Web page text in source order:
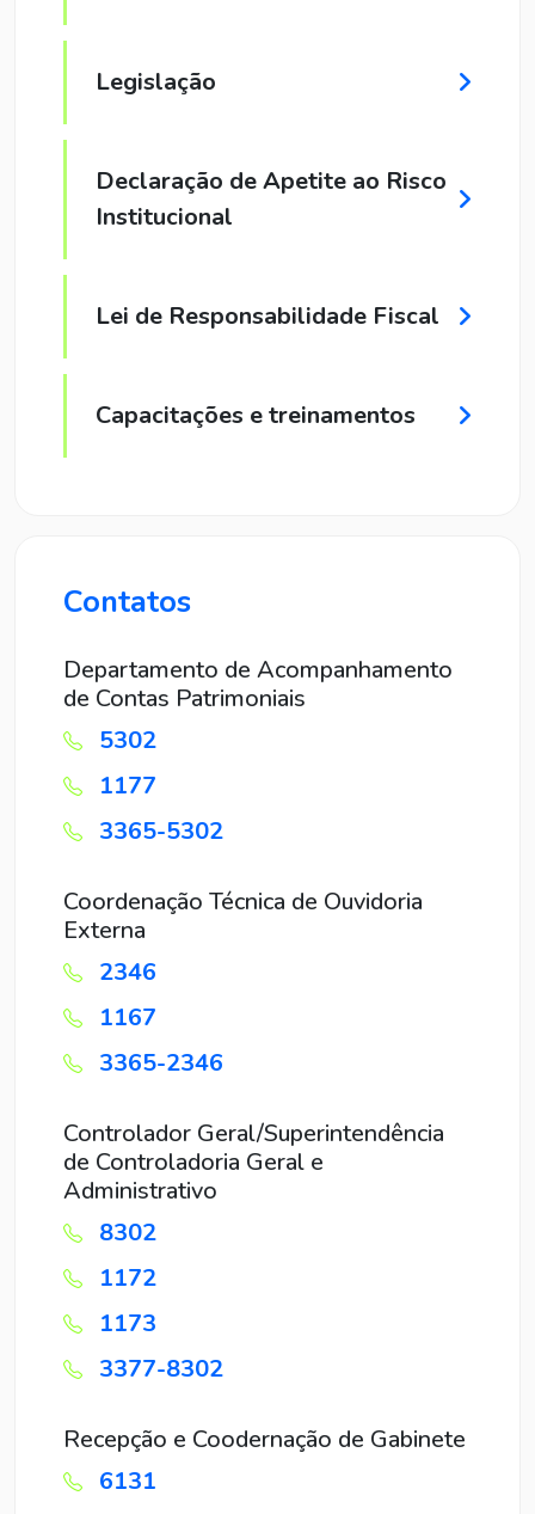
Legislação
Declaração de Apetite ao Risco
Institucional
Lei de Responsabilidade Fiscal
Capacitações e treinamentos
Contatos
Departamento de Acompanhamento
de Contas Patrimoniais
5302
1177
3365-5302
Coordenação Técnica de Ouvidoria
Externa
2346
1167
3365-2346
Controlador Geral/Superintendência
de Controladoria Geral e
Administrativo
8302
1172
1173
3377-8302
Recepção e Coodernação de Gabinete
6131